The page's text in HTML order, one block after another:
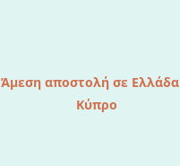
Άμεση αποστολή σε
Κύπρο